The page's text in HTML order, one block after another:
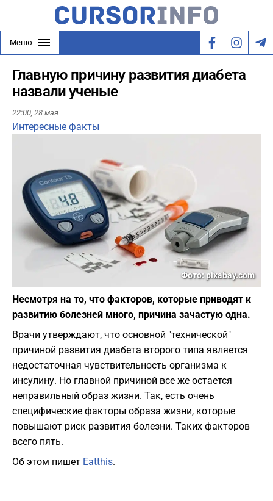
Меню
Главную причину развития диабета
назвали ученые
22:00, 28 мая
Интересные факты
Фото: pixabay.com
Несмотря на то, что факторов, которые приводят к
развитию болезней много, причина зачастую одна.
Врачи утверждают, что основной "технической"
причиной развития диабета второго типа является
недостаточная чувствительность организма к
инсулину. Но главной причиной все же остается
неправильный образ жизни. Так, есть очень
специфические факторы образа жизни, которые
повышают риск развития болезни. Таких факторов
всего пять.
Об этом пишет Eatthis.